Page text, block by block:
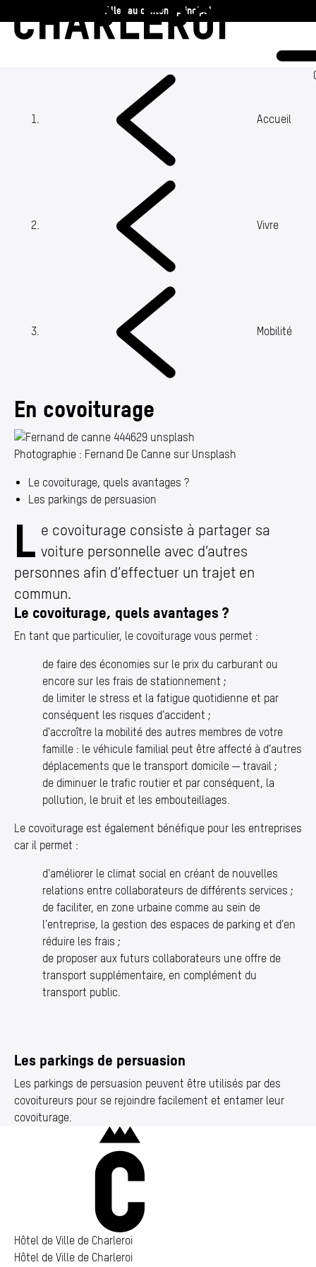
Aller au contenu principal
Charleroi
Vivre (Section actuelle) Accueil
Vivre
Mobilité
En covoiturage
Photographie : Fernand De Canne sur Unsplash
Le covoiturage, quels avantages ?
Les parkings de persuasion
En covoiturage
L e covoiturage consiste à partager sa
voiture personnelle avec d’autres
personnes afin d’effectuer un trajet en
commun.
Le covoiturage, quels avantages ?
En tant que particulier, le covoiturage vous permet :
de faire des économies sur le prix du carburant ou
encore sur les frais de stationnement ;
de limiter le stress et la fatigue quotidienne et par
conséquent les risques d’accident ;
d’accroître la mobilité des autres membres de votre
famille : le véhicule familial peut être affecté à d’autres
déplacements que le transport domicile — travail ;
de diminuer le trafic routier et par conséquent, la
pollution, le bruit et les embouteillages.
Le covoiturage est également bénéfique pour les entreprises
car il permet :
d’améliorer le climat social en créant de nouvelles
relations entre collaborateurs de différents services ;
de faciliter, en zone urbaine comme au sein de
l’entreprise, la gestion des espaces de parking et d’en
réduire les frais ;
de proposer aux futurs collaborateurs une offre de
transport supplémentaire, en complément du
transport public.
Les parkings de persuasion
Les parkings de persuasion peuvent être utilisés par des
covoitureurs pour se rejoindre facilement et entamer leur
covoiturage.
Hôtel de Ville de Charleroi
Hôtel de Ville de Charleroi